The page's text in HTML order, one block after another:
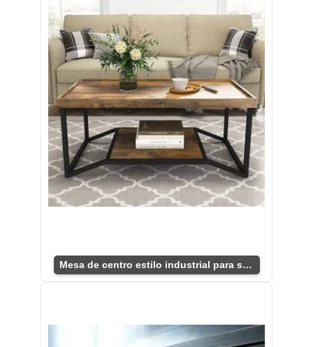
Mesa de centro estilo industrial para sala moderna